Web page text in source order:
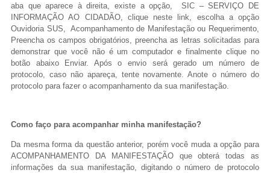
aba que aparece à direita, existe a opção, SIC – SERVIÇO DE
INFORMAÇÃO AO CIDADÃO, clique neste link, escolha a opção
Ouvidoria SUS, Acompanhamento de Manifestação ou Requerimento,
Preencha os campos obrigatórios, preencha as letras solicitadas para
demonstrar que você não é um computador e finalmente clique no
botão abaixo Enviar. Após o envio será gerado um número de
protocolo, caso não apareça, tente novamente. Anote o número do
protocolo para fazer o acompanhamento da sua manifestação.
Como faço para acompanhar minha manifestação?
Da mesma forma da questão anterior, porém você muda a opção para
ACOMPANHAMENTO DA MANIFESTAÇÃO que obterá todas as
informações da sua manifestação, digitando o número de protocolo